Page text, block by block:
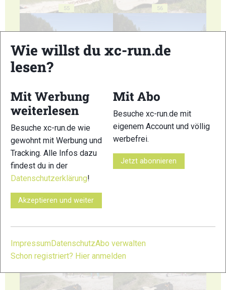
55 56
59 60
61 62
Wie willst du xc-run.de
lesen?
Mit Werbung
weiterlesen
Besuche xc-run.de wie
gewohnt mit Werbung und
Tracking. Alle Infos dazu
findest du in der
Datenschutzerklärung!
Akzeptieren und weiter
Mit Abo
Besuche xc-run.de mit
eigenem Account und völlig
werbefrei.
Jetzt abonnieren
ImpressumDatenschutzAbo verwalten
Schon registriert? Hier anmelden